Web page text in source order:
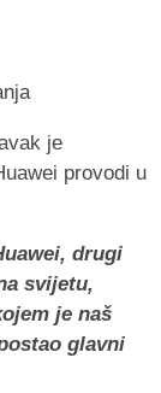
drugi
svijetu,
je naš
glavni